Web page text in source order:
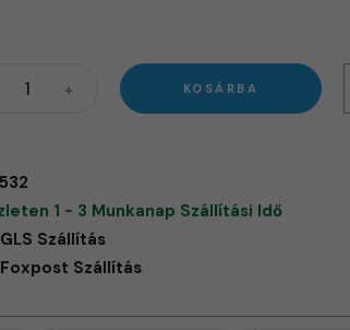
KOSÁRBA
1 - 3 Munkanap Szállítási Idő
GLS Szállítás
Foxpost Szállítás